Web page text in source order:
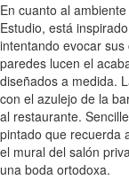
En cuanto al
Estudio, está
intentando evocar
paredes lucen el
diseñados a medida.
con el azulejo de la
al restaurante.
pintado que recuerda
el mural del salón
una boda ortodoxa.